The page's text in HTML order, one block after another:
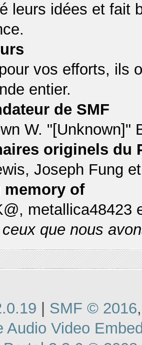
leurs idées et fait
vos efforts, ils
entier.
de SMF
W. "[Unknown]"
originels du
Joseph Fung
of
metallica48423
que nous
SMF © 2016
Audio Video